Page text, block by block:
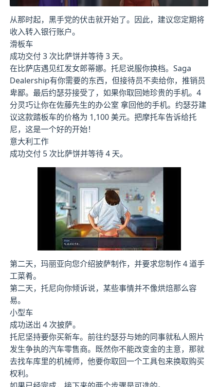
从那时起，黑手党的伏击就开始了。因此，建议您定期将
收入转入银行账户。
滑板车
成功交付 3 次比萨饼并等待 3 天。
在比萨店遇见红发女郎蒂娜。托尼说服你换档。Saga
Dealership有你需要的东西，但接待员不卖给你，推销员
卑鄙。最后约瑟芬接受了，如果你取回她珍贵的手机。4
分灵巧让你在佐藤先生的办公室 拿回他的手机。约瑟芬建
议这款踏板车的价格为 1,100 美元。把摩托车告诉给托
尼，这是一个好的开始！
意大利工作
成功交付 5 次比萨饼并等待 4 天。
第二天，玛丽亚向您介绍披萨制作，并要求您制作 4 道手
工菜肴。
第二天，托尼向你倾诉说，某些事情并不像烘焙那么容
易。
小型车
成功送出 4 次披萨。
托尼坚持要你买新车。前往约瑟芬与她的同事就私人照片
发生争执的汽车零售商。既然你不能改变金的主意，那就
去找车库里的机械师，他要你取回一个工具包来换取购买
权利。